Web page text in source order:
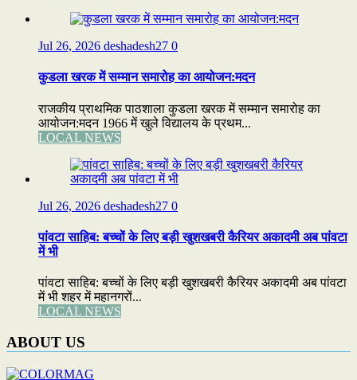
Jul 26, 2026 deshadesh27 0
कुडला खरक में सम्मान समारोह का आयोजन:मदन
राजकीय प्राथमिक पाठशाला कुडला खरक में सम्मान समारोह का
आयोजन:मदन 1966 में खुले विद्यालय के प्रथम...
LOCAL NEWS
Jul 26, 2026 deshadesh27 0
पांवटा साहिब: बच्चों के लिए बड़ी खुशखबरी कैरियर अकादमी अब पांवटा
में भी
पांवटा साहिब: बच्चों के लिए बड़ी खुशखबरी कैरियर अकादमी अब पांवटा
में भी शहर में महानगरों...
LOCAL NEWS
ABOUT US